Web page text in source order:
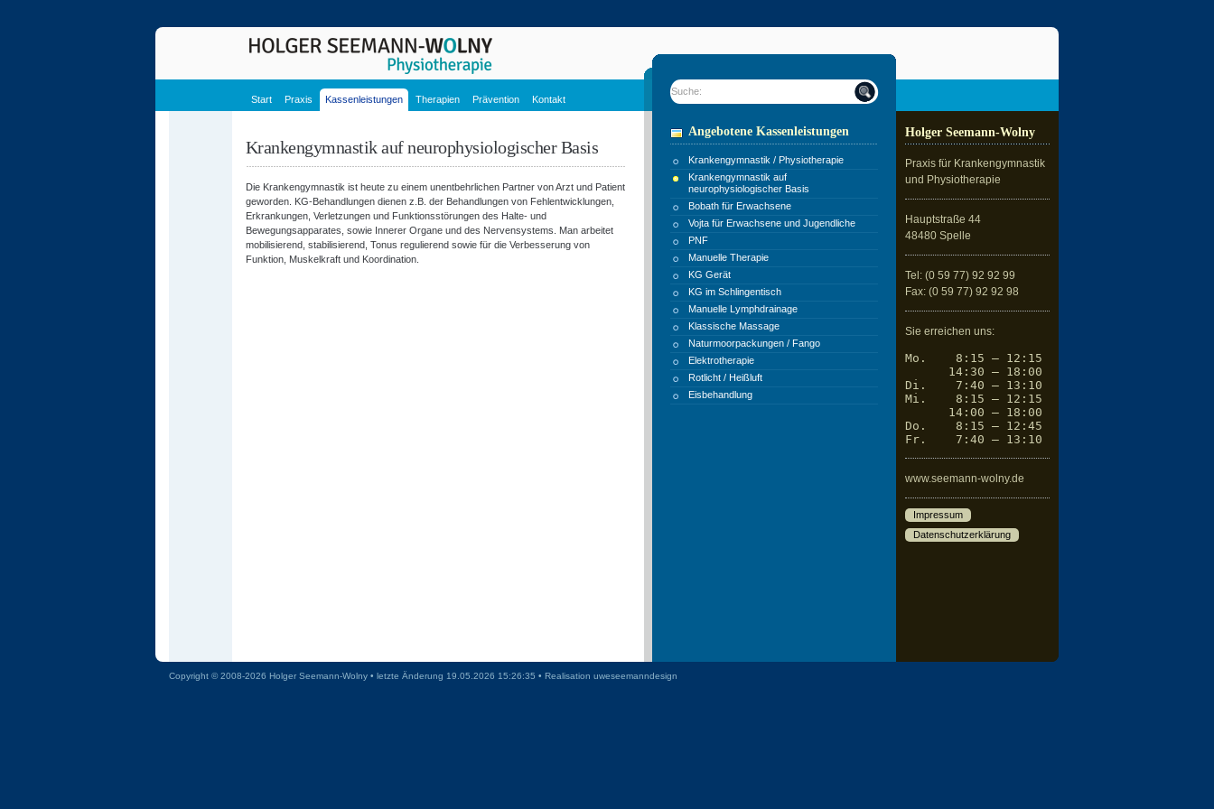
Start Praxis Kassenleistungen Therapien Prävention Kontakt
Krankengymnastik auf neurophysiologischer Basis
Die Krankengymnastik ist heute zu einem unentbehrlichen Partner von Arzt und Patient
geworden. KG-Behandlungen dienen z.B. der Behandlungen von Fehlentwicklungen,
Erkrankungen, Verletzungen und Funktionsstörungen des Halte- und
Bewegungsapparates, sowie Innerer Organe und des Nervensystems. Man arbeitet
mobilisierend, stabilisierend, Tonus regulierend sowie für die Verbesserung von
Funktion, Muskelkraft und Koordination.
Suche:
Angebotene Kassenleistungen
Krankengymnastik / Physiotherapie
Krankengymnastik auf
neurophysiologischer Basis
Bobath für Erwachsene
Vojta für Erwachsene und Jugendliche
PNF
Manuelle Therapie
KG Gerät
KG im Schlingentisch
Manuelle Lymphdrainage
Klassische Massage
Naturmoorpackungen / Fango
Elektrotherapie
Rotlicht / Heißluft
Eisbehandlung
Holger Seemann-Wolny
Praxis für Krankengymnastik
und Physiotherapie
Hauptstraße 44
48480 Spelle
Tel: (0 59 77) 92 92 99
Fax: (0 59 77) 92 92 98
Sie erreichen uns:
Mo.    8:15 – 12:15
      14:30 – 18:00
Di.    7:40 – 13:10
Mi.    8:15 – 12:15
      14:00 – 18:00
Do.    8:15 – 12:45
Fr.    7:40 – 13:10
www.seemann-wolny.de
Impressum
Datenschutzerklärung
Copyright © 2008-2026 Holger Seemann-Wolny • letzte Änderung 19.05.2026 15:26:35 • Realisation uweseemanndesign